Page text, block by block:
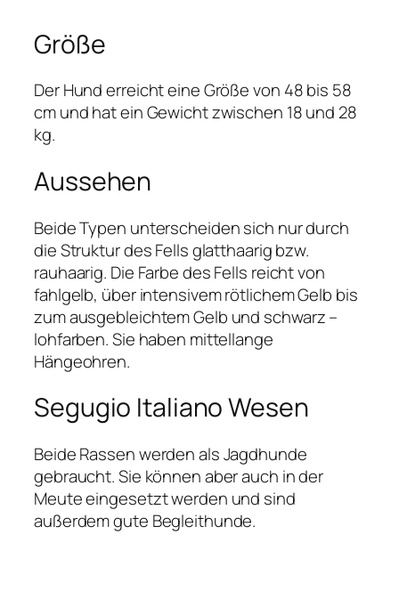
Größe
Der Hund erreicht eine Größe von 48 bis 58
cm und hat ein Gewicht zwischen 18 und 28
kg.
Aussehen
Beide Typen unterscheiden sich nur durch
die Struktur des Fells glatthaarig bzw.
rauhaarig. Die Farbe des Fells reicht von
fahlgelb, über intensivem rötlichem Gelb bis
zum ausgebleichtem Gelb und schwarz –
lohfarben. Sie haben mittellange
Hängeohren.
Segugio Italiano Wesen
Beide Rassen werden als Jagdhunde
gebraucht. Sie können aber auch in der
Meute eingesetzt werden und sind
außerdem gute Begleithunde.